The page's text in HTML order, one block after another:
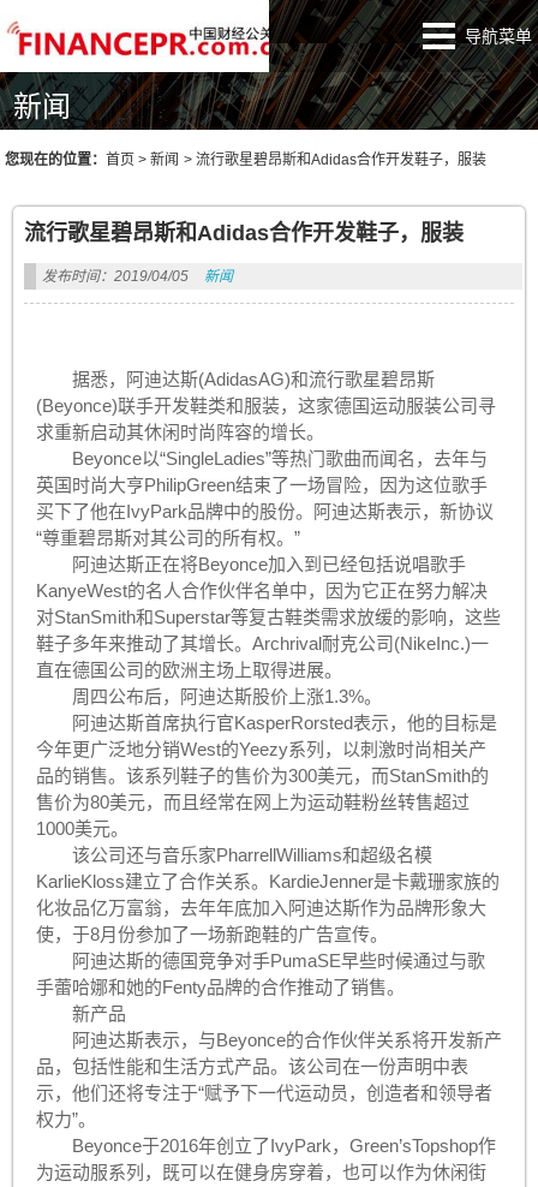
导航菜单
新闻
您现在的位置：首页 >新闻 >流行歌星碧昂斯和Adidas合作开发鞋子，服装
流行歌星碧昂斯和Adidas合作开发鞋子，服装
发布时间：2019/04/05 新闻
据悉，阿迪达斯(AdidasAG)和流行歌星碧昂斯
(Beyonce)联手开发鞋类和服装，这家德国运动服装公司寻
求重新启动其休闲时尚阵容的增长。
Beyonce以“SingleLadies”等热门歌曲而闻名，去年与
英国时尚大亨PhilipGreen结束了一场冒险，因为这位歌手
买下了他在IvyPark品牌中的股份。阿迪达斯表示，新协议
“尊重碧昂斯对其公司的所有权。”
阿迪达斯正在将Beyonce加入到已经包括说唱歌手
KanyeWest的名人合作伙伴名单中，因为它正在努力解决
对StanSmith和Superstar等复古鞋类需求放缓的影响，这些
鞋子多年来推动了其增长。Archrival耐克公司(NikeInc.)一
直在德国公司的欧洲主场上取得进展。
周四公布后，阿迪达斯股价上涨1.3%。
阿迪达斯首席执行官KasperRorsted表示，他的目标是
今年更广泛地分销West的Yeezy系列，以刺激时尚相关产
品的销售。该系列鞋子的售价为300美元，而StanSmith的
售价为80美元，而且经常在网上为运动鞋粉丝转售超过
1000美元。
该公司还与音乐家PharrellWilliams和超级名模
KarlieKloss建立了合作关系。KardieJenner是卡戴珊家族的
化妆品亿万富翁，去年年底加入阿迪达斯作为品牌形象大
使，于8月份参加了一场新跑鞋的广告宣传。
阿迪达斯的德国竞争对手PumaSE早些时候通过与歌
手蕾哈娜和她的Fenty品牌的合作推动了销售。
新产品
阿迪达斯表示，与Beyonce的合作伙伴关系将开发新产
品，包括性能和生活方式产品。该公司在一份声明中表
示，他们还将专注于“赋予下一代运动员，创造者和领导者
权力”。
Beyonce于2016年创立了IvyPark，Green’sTopshop作
为运动服系列，既可以在健身房穿着，也可以作为休闲街